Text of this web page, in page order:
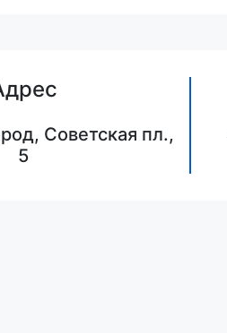
Советская пл.,
5